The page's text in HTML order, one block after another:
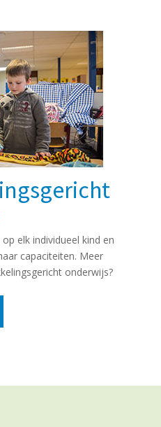
elk individueel kind en
capaciteiten. Meer
onderwijs?